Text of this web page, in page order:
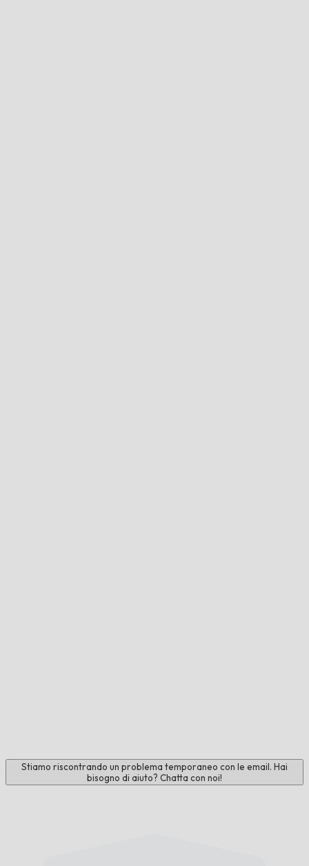
Stiamo riscontrando un problema temporaneo con le email. Hai
bisogno di aiuto? Chatta con noi!